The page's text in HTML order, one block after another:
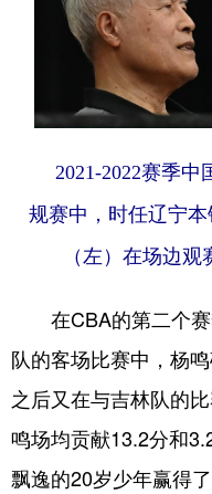
2021-2022赛季
规赛中，时任辽宁
（左）在场边观
在CBA的第二个赛
队的客场比赛中，杨
之后又在与吉林队的
鸣场均贡献13.2分和
飘逸的20岁少年赢得